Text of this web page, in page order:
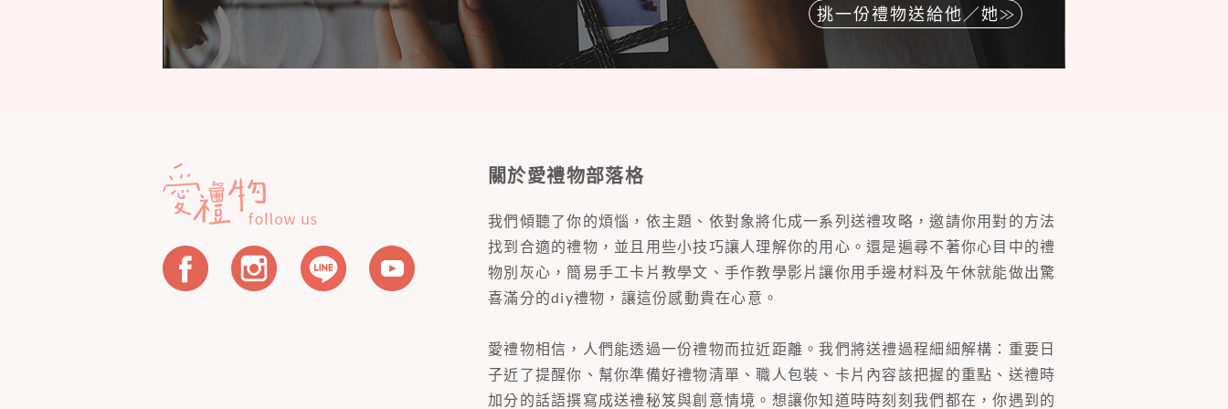
挑一份禮物送給他／她
關於愛禮物部落格
我們傾聽了你的煩惱，依主題、依對象將化成一系列送禮攻略，邀請你用對的方法
找到合適的禮物，並且用些小技巧讓人理解你的用心。還是遍尋不著你心目中的禮
物別灰心，簡易手工卡片教學文、手作教學影片讓你用手邊材料及午休就能做出驚
喜滿分的diy禮物，讓這份感動貴在心意。
愛禮物相信，人們能透過一份禮物而拉近距離。我們將送禮過程細細解構：重要日
子近了提醒你、幫你準備好禮物清單、職人包裝、卡片內容該把握的重點、送禮時
加分的話語撰寫成送禮秘笈與創意情境。想讓你知道時時刻刻我們都在，你遇到的